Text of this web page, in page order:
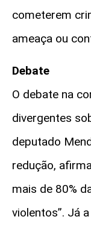
cometerem
ameaça ou
Debate
O debate na
divergentes
deputado
redução,
mais de 80%
violentos”. Já